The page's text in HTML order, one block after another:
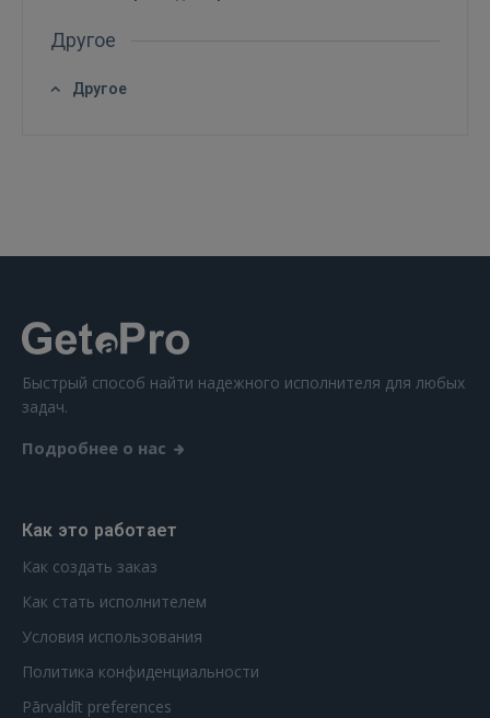
Другое
Другое
Быстрый способ найти надежного исполнителя для любых
задач.
Подробнее о нас
Как это работает
Как создать заказ
Как стать исполнителем
Условия использования
Политика конфиденциальности
Pārvaldīt preferences